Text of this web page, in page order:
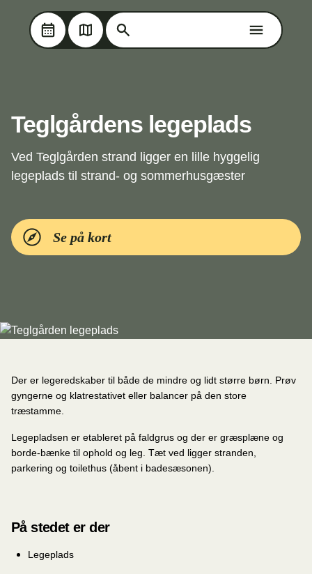
Skip til hovedindholdet
Søg på Oplev Kolding
Søg på Oplev Kolding
Teglgårdens legeplads
Ved Teglgården strand ligger en lille hyggelig
legeplads til strand- og sommerhusgæster
Se på kort
Der er legeredskaber til både de mindre og lidt større børn. Prøv
gyngerne og klatrestativet eller balancer på den store
træstamme.
Legepladsen er etableret på faldgrus og der er græsplæne og
borde-bænke til ophold og leg. Tæt ved ligger stranden,
parkering og toilethus (åbent i badesæsonen).
På stedet er der
Legeplads